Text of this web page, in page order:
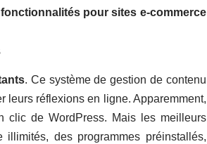
pour sites e-commerce
. Ce système de gestion de contenu
leurs réflexions en ligne. Apparemment,
clic de WordPress. Mais les meilleurs
des programmes préinstallés,